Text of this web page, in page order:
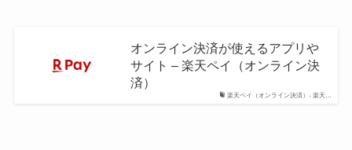
楽天ペイ（オンライン決済）- 楽天…
オンライン決済が使えるアプリや
サイト – 楽天ペイ（オンライン決
済）